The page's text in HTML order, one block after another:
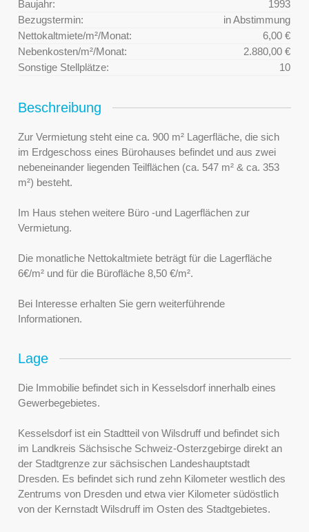
Baujahr:
1993
Bezugstermin:
in Abstimmung
Nettokaltmiete/m²/Monat:
6,00 €
Nebenkosten/m²/Monat:
2.880,00 €
Sonstige Stellplätze:
10
Beschreibung
Zur Vermietung steht eine ca. 900 m² Lagerfläche, die sich
im Erdgeschoss eines Bürohauses befindet und aus zwei
nebeneinander liegenden Teilflächen (ca. 547 m² & ca. 353
m²) besteht.
Im Haus stehen weitere Büro -und Lagerflächen zur
Vermietung.
Die monatliche Nettokaltmiete beträgt für die Lagerfläche
6€/m² und für die Bürofläche 8,50 €/m².
Bei Interesse erhalten Sie gern weiterführende
Informationen.
Lage
Die Immobilie befindet sich in Kesselsdorf innerhalb eines
Gewerbegebietes.
Kesselsdorf ist ein Stadtteil von Wilsdruff und befindet sich
im Landkreis Sächsische Schweiz-Osterzgebirge direkt an
der Stadtgrenze zur sächsischen Landeshauptstadt
Dresden. Es befindet sich rund zehn Kilometer westlich des
Zentrums von Dresden und etwa vier Kilometer südöstlich
von der Kernstadt Wilsdruff im Osten des Stadtgebietes.